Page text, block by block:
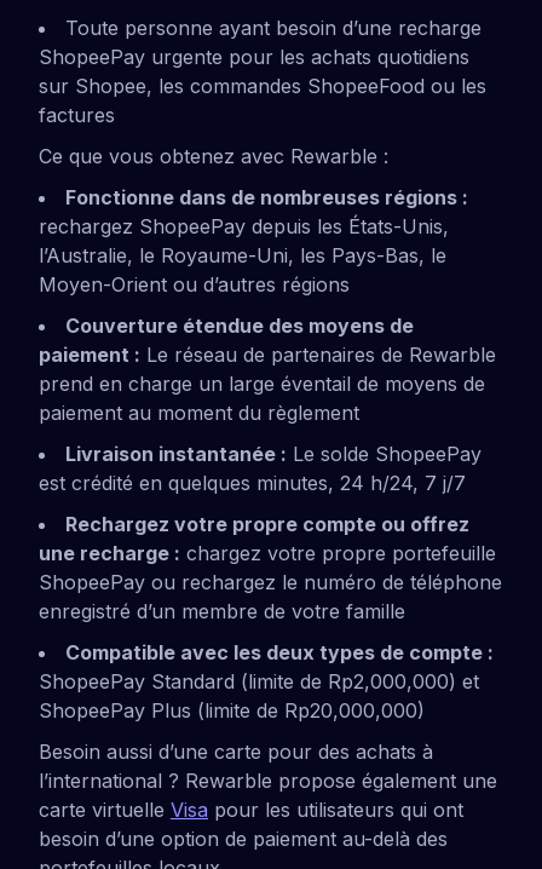
Toute personne ayant besoin d’une recharge
ShopeePay urgente pour les achats quotidiens
sur Shopee, les commandes ShopeeFood ou les
factures
Ce que vous obtenez avec Rewarble :
Fonctionne dans de nombreuses régions :
rechargez ShopeePay depuis les États-Unis,
l’Australie, le Royaume-Uni, les Pays-Bas, le
Moyen-Orient ou d’autres régions
Couverture étendue des moyens de
paiement : Le réseau de partenaires de Rewarble
prend en charge un large éventail de moyens de
paiement au moment du règlement
Livraison instantanée : Le solde ShopeePay
est crédité en quelques minutes, 24 h/24, 7 j/7
Rechargez votre propre compte ou offrez
une recharge : chargez votre propre portefeuille
ShopeePay ou rechargez le numéro de téléphone
enregistré d’un membre de votre famille
Compatible avec les deux types de compte :
ShopeePay Standard (limite de Rp2,000,000) et
ShopeePay Plus (limite de Rp20,000,000)
Besoin aussi d’une carte pour des achats à
l’international ? Rewarble propose également une
carte virtuelle Visa pour les utilisateurs qui ont
besoin d’une option de paiement au-delà des